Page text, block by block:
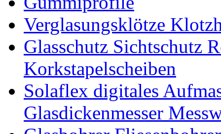
Verglasungsklötze
Glasschutz Sichtschutz
Korkstapelscheiben
Solaflex digitales
Glasdickenmesser